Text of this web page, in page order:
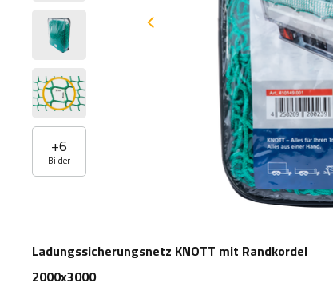
+6
Bilder
Ladungssicherungsnetz KNOTT mit Randkordel
2000x3000